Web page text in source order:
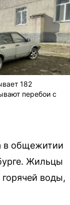
182
перебои с
в общежитии
Жильцы
воды,